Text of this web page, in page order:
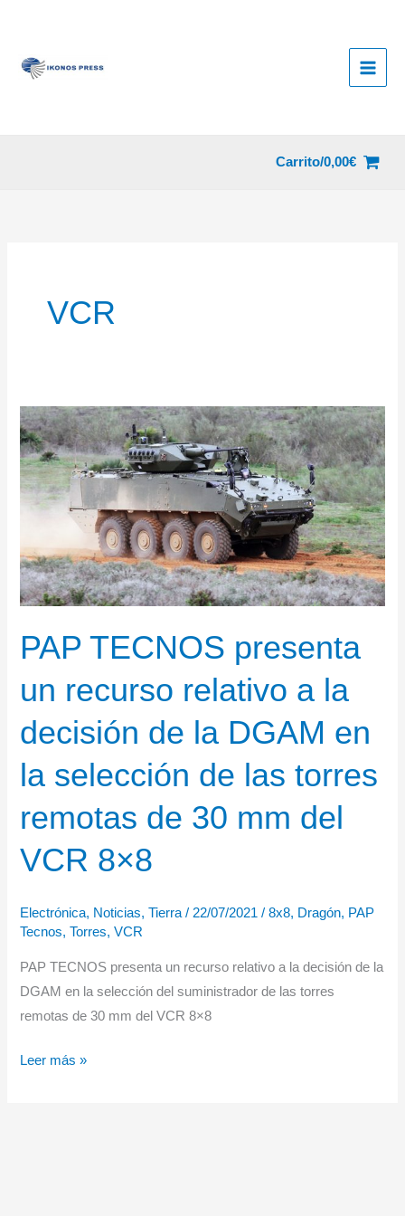
contenido
Carrito/0,00€
VCR
PAP TECNOS presenta
un recurso relativo a la
decisión de la DGAM en
la selección de las torres
remotas de 30 mm del
VCR 8×8
Electrónica, Noticias,Tierra / 22/07/2021/8x8, Dragón, PAP
Tecnos,Torres,VCR
PAP TECNOS presenta un recurso relativo a la decisión de la
DGAM en la selección del suministrador de las torres
remotas de 30 mm del VCR 8×8
PAP
Leer más »